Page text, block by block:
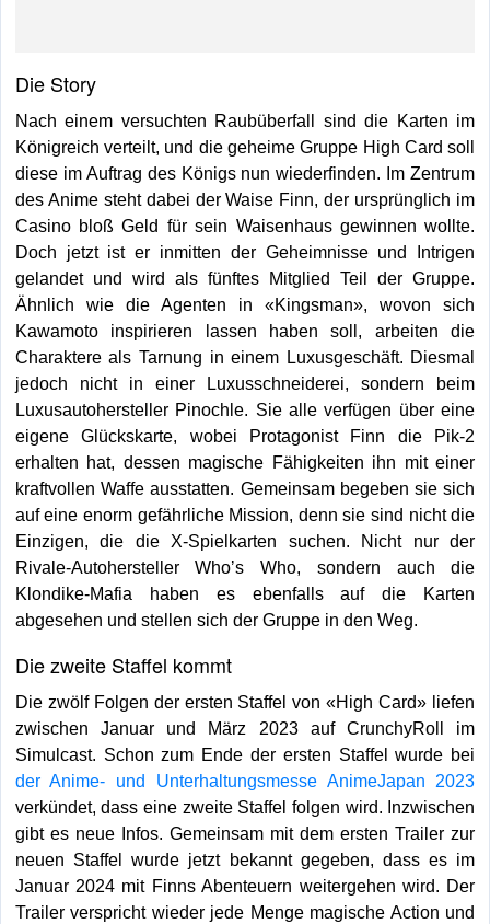
Die Story
Nach einem versuchten Raubüberfall sind die Karten im
Königreich verteilt, und die geheime Gruppe High Card soll
diese im Auftrag des Königs nun wiederfinden. Im Zentrum
des Anime steht dabei der Waise Finn, der ursprünglich im
Casino bloß Geld für sein Waisenhaus gewinnen wollte.
Doch jetzt ist er inmitten der Geheimnisse und Intrigen
gelandet und wird als fünftes Mitglied Teil der Gruppe.
Ähnlich wie die Agenten in «Kingsman», wovon sich
Kawamoto inspirieren lassen haben soll, arbeiten die
Charaktere als Tarnung in einem Luxusgeschäft. Diesmal
jedoch nicht in einer Luxusschneiderei, sondern beim
Luxusautohersteller Pinochle. Sie alle verfügen über eine
eigene Glückskarte, wobei Protagonist Finn die Pik-2
erhalten hat, dessen magische Fähigkeiten ihn mit einer
kraftvollen Waffe ausstatten. Gemeinsam begeben sie sich
auf eine enorm gefährliche Mission, denn sie sind nicht die
Einzigen, die die X-Spielkarten suchen. Nicht nur der
Rivale-Autohersteller Whoʼs Who, sondern auch die
Klondike-Mafia haben es ebenfalls auf die Karten
abgesehen und stellen sich der Gruppe in den Weg.
Die zweite Staffel kommt
Die zwölf Folgen der ersten Staffel von «High Card» liefen
zwischen Januar und März 2023 auf CrunchyRoll im
Simulcast. Schon zum Ende der ersten Staffel wurde bei
der Anime- und Unterhaltungsmesse AnimeJapan 2023
verkündet, dass eine zweite Staffel folgen wird. Inzwischen
gibt es neue Infos. Gemeinsam mit dem ersten Trailer zur
neuen Staffel wurde jetzt bekannt gegeben, dass es im
Januar 2024 mit Finns Abenteuern weitergehen wird. Der
Trailer verspricht wieder jede Menge magische Action und